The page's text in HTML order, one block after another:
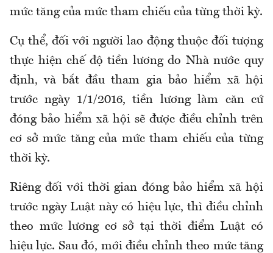
mức tăng của mức tham chiếu của từng thời kỳ.
Cụ thể, đối với người lao động thuộc đối tượng
thực hiện chế độ tiền lương do Nhà nước quy
định, và bắt đầu tham gia bảo hiểm xã hội
trước ngày 1/1/2016, tiền lương làm căn cứ
đóng bảo hiểm xã hội sẽ được điều chỉnh trên
cơ sở mức tăng của mức tham chiếu của từng
thời kỳ.
Riêng đối với thời gian đóng bảo hiểm xã hội
trước ngày Luật này có hiệu lực, thì điều chỉnh
theo mức lương cơ sở tại thời điểm Luật có
hiệu lực. Sau đó, mới điều chỉnh theo mức tăng